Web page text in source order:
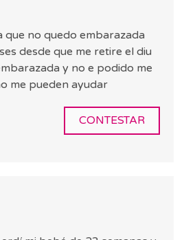
que no quedo embarazada
y no e podido me
me pueden ayudar
CONTESTAR